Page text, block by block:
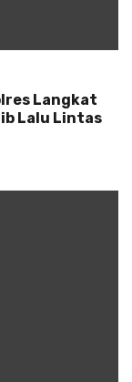
Langkat
Lalu Lintas